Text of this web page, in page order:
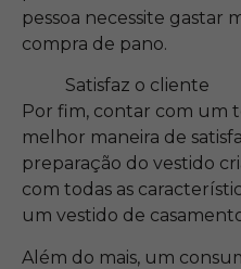
pessoa necessite gastar
compra de pano.
Satisfaz o cliente
Por fim, contar com um
melhor maneira de
preparação do vestido
com todas as
um vestido de
Além do mais, um